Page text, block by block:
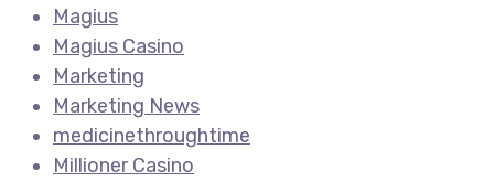
Magius
Magius Casino
Marketing
Marketing News
medicinethroughtime
Millioner Casino